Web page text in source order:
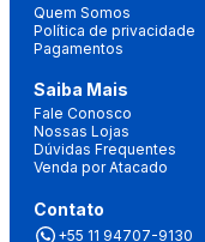
Quem Somos
Política de privacidade
Pagamentos
Saiba Mais
Fale Conosco
Nossas Lojas
Dúvidas Frequentes
Venda por Atacado
Contato
+55 11 94707-9130